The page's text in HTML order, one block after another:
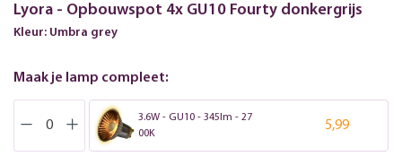
Lyora - Opbouwspot 4x GU10 Fourty donkergrijs
Kleur: Umbra grey
Maak je lamp compleet:
3.6W - GU10 - 345lm - 27
00K
5,99